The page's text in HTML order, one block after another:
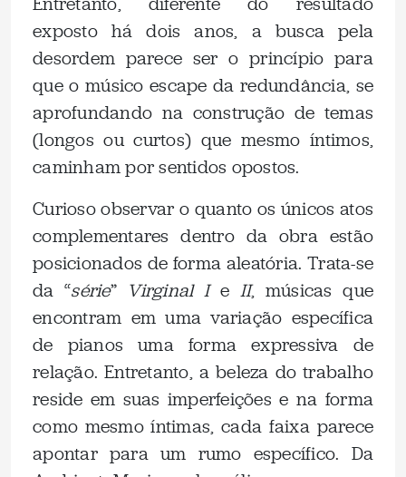
exposto há dois anos, a busca pela
desordem parece ser o princípio para
que o músico escape da redundância, se
aprofundando na construção de temas
(longos ou curtos) que mesmo íntimos,
caminham por sentidos opostos.
Curioso observar o quanto os únicos atos
complementares dentro da obra estão
posicionados de forma aleatória. Trata-se
da “série” Virginal Ie II, músicas que
encontram em uma variação específica
de pianos uma forma expressiva de
relação. Entretanto, a beleza do trabalho
reside em suas imperfeições e na forma
como mesmo íntimas, cada faixa parece
apontar para um rumo específico. Da